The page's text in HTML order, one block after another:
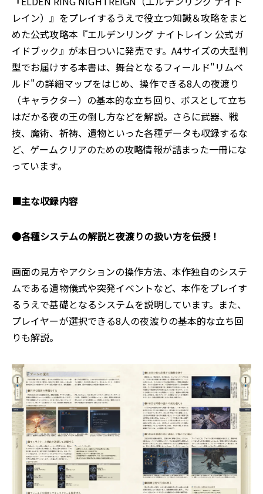
レイン）』をプレイするうえで役立つ知識＆攻略をまと
めた公式攻略本『エルデンリング ナイトレイン 公式ガ
イドブック』が本日ついに発売です。A4サイズの大型判
型でお届けする本書は、舞台となるフィールド"リムベ
ルド"の詳細マップをはじめ、操作できる8人の夜渡り
（キャラクター）の基本的な立ち回り、ボスとして立ち
はだかる夜の王の倒し方などを解説。さらに武器、戦
技、魔術、祈祷、遺物といった各種データも収録するな
ど、ゲームクリアのための攻略情報が詰まった一冊にな
っています。
■主な収録内容
●各種システムの解説と夜渡りの扱い方を伝授！
画面の見方やアクションの操作方法、本作独自のシステ
ムである遺物儀式や突発イベントなど、本作をプレイす
るうえで基礎となるシステムを説明しています。また、
プレイヤーが選択できる8人の夜渡りの基本的な立ち回
りも解説。